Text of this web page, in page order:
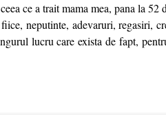
ce a trait mama mea, pana la 52
neputinte, adevaruri, regasiri,
lucru care exista de fapt,